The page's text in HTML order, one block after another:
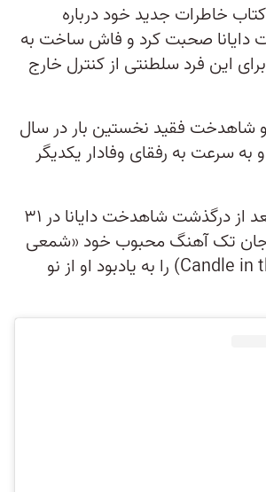
خاطرات جدید خود درباره
صحبت کرد و فاش ساخت به
برای این فرد سلطنتی از کنترل خارج
شاهدخت فقید نخستین بار در سال
و به سرعت به رفقای وفادار یکدیگر
مشهور است که بعد از درگذشت شاهدخت دایانا در ۳۱
التون جان تک آهنگ محبوب خود «شمعی
در باد» (Candle in the Wind) را به یادبود او از نو